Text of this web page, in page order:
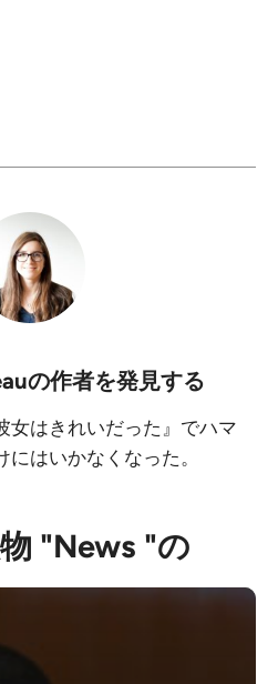
の作者を発見する
女はきれいだった』でハマ
はいかなくなった。
"News "の